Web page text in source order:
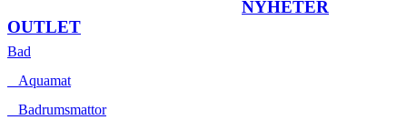
NYHETER
OUTLET
Bad
Aquamat
Badrumsmattor